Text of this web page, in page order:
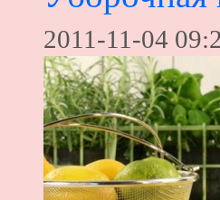
2011-11-04